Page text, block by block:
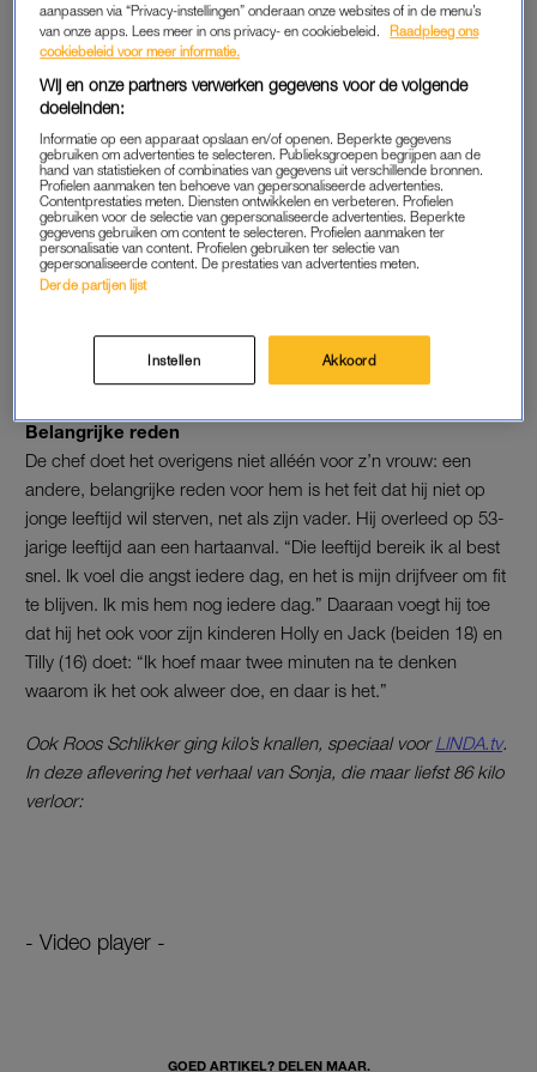
urenlang spinnen.
En dat heeft z’n vruchten afgeworpen:
https://www.instagram.com/p/BaNkffJFFR0/
Gordon Ramsay dropped 60 pounds to keep
his wife from leaving him
https://t.co/5b6pe3yb2J
pic.twitter.com/r89xxGqRk8
— New York Post (@nypost)January 30, 2018
Belangrijke reden
De chef doet het overigens niet alléén voor z’n vrouw: een
andere, belangrijke reden voor hem is het feit dat hij niet op
jonge leeftijd wil sterven, net als zijn vader. Hij overleed op 53-
jarige leeftijd aan een hartaanval. “Die leeftijd bereik ik al best
snel. Ik voel die angst iedere dag, en het is mijn drijfveer om fit
te blijven. Ik mis hem nog iedere dag.” Daaraan voegt hij toe
dat hij het ook voor zijn kinderen Holly en Jack (beiden 18) en
Tilly (16) doet: “Ik hoef maar twee minuten na te denken
waarom ik het ook alweer doe, en daar is het.”
Ook Roos Schlikker ging kilo’s knallen, speciaal voorLINDA.tv.
In deze aflevering het verhaal van Sonja, die maar liefst 86 kilo
verloor:
- Video player -
GOED ARTIKEL? DELEN MAAR.
aanpassen via “Privacy-instellingen” onderaan onze websites of in de menu’s
van onze apps. Lees meer in ons privacy- en cookiebeleid.
Raadpleeg ons
cookiebeleid voor meer informatie.
Wij en onze partners verwerken gegevens voor de volgende
doeleinden:
Informatie op een apparaat opslaan en/of openen. Beperkte gegevens
gebruiken om advertenties te selecteren. Publieksgroepen begrijpen aan de
hand van statistieken of combinaties van gegevens uit verschillende bronnen.
Profielen aanmaken ten behoeve van gepersonaliseerde advertenties.
Contentprestaties meten. Diensten ontwikkelen en verbeteren. Profielen
gebruiken voor de selectie van gepersonaliseerde advertenties. Beperkte
gegevens gebruiken om content te selecteren. Profielen aanmaken ter
personalisatie van content. Profielen gebruiken ter selectie van
gepersonaliseerde content. De prestaties van advertenties meten.
Derde partijen lijst
Instellen Akkoord